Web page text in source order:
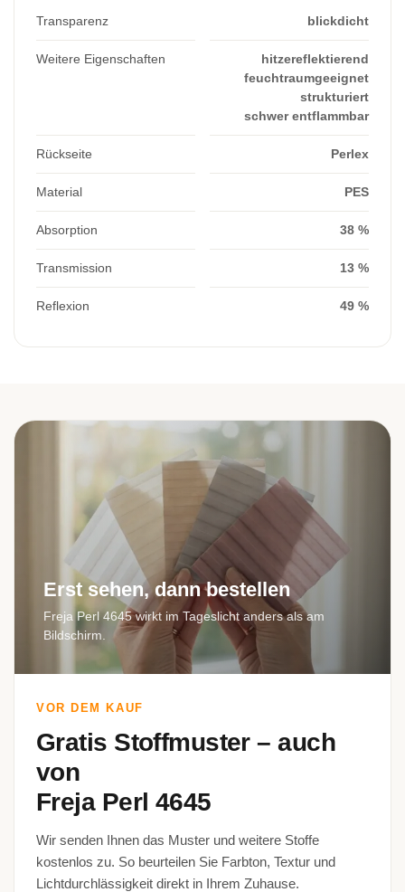
Transparenz blickdicht
Weitere Eigenschaften
hitzereflektierend
feuchtraumgeeignet
strukturiert
schwer entflammbar
Rückseite Perlex
Material PES
Absorption 38 %
Transmission 13 %
Reflexion 49 %
Erst sehen, dann bestellen
Freja Perl 4645 wirkt im Tageslicht anders als am
Bildschirm.
VOR DEM KAUF
Gratis Stoffmuster – auch
von
Freja Perl 4645
Wir senden Ihnen das Muster und weitere Stoffe
kostenlos zu. So beurteilen Sie Farbton, Textur und
Lichtdurchlässigkeit direkt in Ihrem Zuhause.